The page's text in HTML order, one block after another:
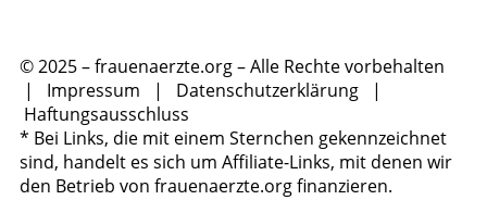
© 2025 – frauenaerzte.org – Alle Rechte vorbehalten
| Impressum | Datenschutzerklärung |
Haftungsausschluss
* Bei Links, die mit einem Sternchen gekennzeichnet
sind, handelt es sich um Affiliate-Links, mit denen wir
den Betrieb von frauenaerzte.org finanzieren.